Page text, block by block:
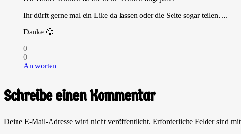
Ihr dürft gerne mal ein Like da lassen oder die Seite sogar teilen….
Danke 🙂
0
0
Antworten
Schreibe einen Kommentar
Deine E-Mail-Adresse wird nicht veröffentlicht. Erforderliche Felder sind mit